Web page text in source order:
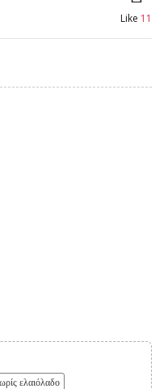
Like 11
ελαιόλαδο